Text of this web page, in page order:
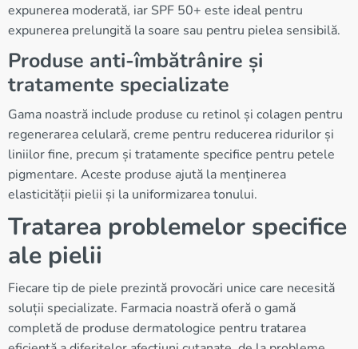
expunerea moderată, iar SPF 50+ este ideal pentru
expunerea prelungită la soare sau pentru pielea sensibilă.
Produse anti-îmbătrânire și
tratamente specializate
Gama noastră include produse cu retinol și colagen pentru
regenerarea celulară, creme pentru reducerea ridurilor și
liniilor fine, precum și tratamente specifice pentru petele
pigmentare. Aceste produse ajută la menținerea
elasticității pielii și la uniformizarea tonului.
Tratarea problemelor specifice
ale pielii
Fiecare tip de piele prezintă provocări unice care necesită
soluții specializate. Farmacia noastră oferă o gamă
completă de produse dermatologice pentru tratarea